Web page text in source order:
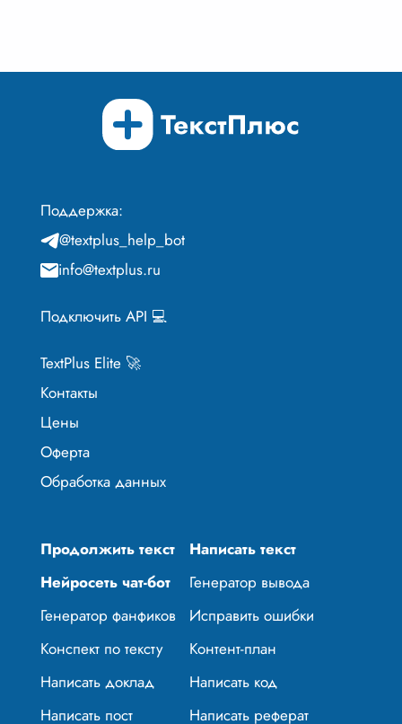
Поддержка:
@textplus_help_bot
info@textplus.ru
Подключить API 💻
TextPlus Elite 🚀
Контакты
Цены
Оферта
Обработка данных
Продолжить текст
Написать текст
Нейросеть чат-бот
Генератор вывода
Генератор фанфиков
Исправить ошибки
Конспект по тексту
Контент-план
Написать доклад
Написать код
Написать пост
Написать реферат